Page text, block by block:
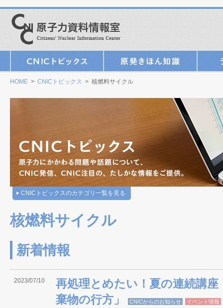
HOME > CNICトピックス > 核燃料サイクル
CNICトピックスのカテゴリ一覧を見る
核燃料サイクル
新着情報
2023/07/10
再処理とめたい！夏の連続講
棄物の行方」
CNICからのお知らせ イベント情報